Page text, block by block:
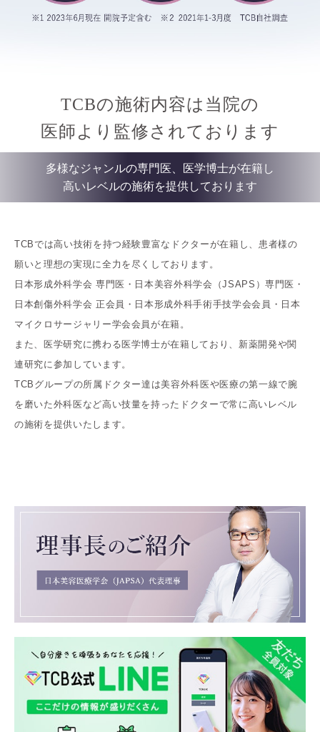
TCBの施術内容は当院の
医師より監修されております
多様なジャンルの専門医、医学博士が在籍し
高いレベルの施術を提供しております
TCBでは高い技術を持つ経験豊富なドクターが在籍し、患者様の
願いと理想の実現に全力を尽くしております。
日本形成外科学会 専門医・日本美容外科学会（JSAPS）専門医・
日本創傷外科学会 正会員・日本形成外科手術手技学会会員・日本
マイクロサージャリー学会会員が在籍。
また、医学研究に携わる医学博士が在籍しており、新薬開発や関
連研究に参加しています。
TCBグループの所属ドクター達は美容外科医や医療の第一線で腕
を磨いた外科医など高い技量を持ったドクターで常に高いレベル
の施術を提供いたします。